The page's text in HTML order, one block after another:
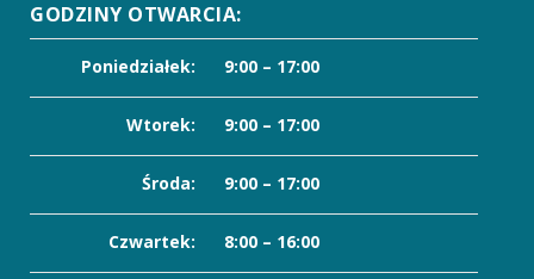
GODZINY OTWARCIA:
Poniedziałek: 9:00 – 17:00
Wtorek: 9:00 – 17:00
Środa: 9:00 – 17:00
Czwartek: 8:00 – 16:00